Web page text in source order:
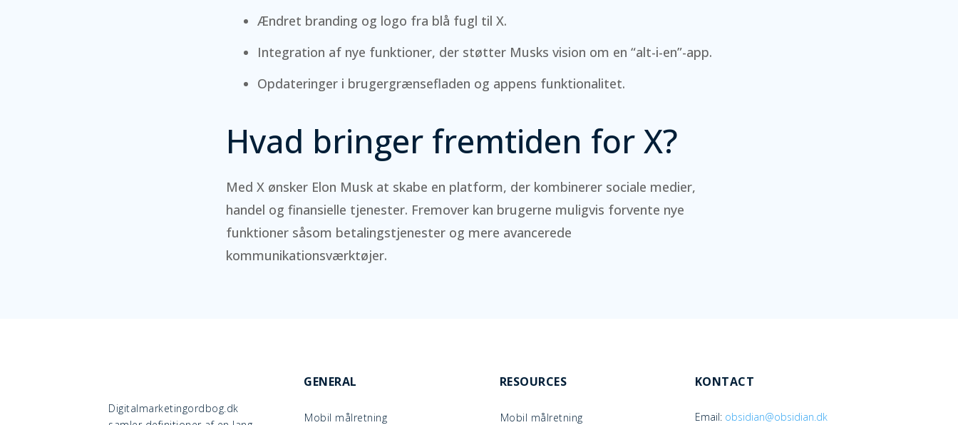
Ændret branding og logo fra blå fugl til X.
Integration af nye funktioner, der støtter Musks vision om en “alt-i-en”-app.
Opdateringer i brugergrænsefladen og appens funktionalitet.
Hvad bringer fremtiden for X?
Med X ønsker Elon Musk at skabe en platform, der kombinerer sociale medier,
handel og finansielle tjenester. Fremover kan brugerne muligvis forvente nye
funktioner såsom betalingstjenester og mere avancerede
kommunikationsværktøjer.
Digitalmarketingordbog.dk
GENERAL
Mobil målretning
RESOURCES
Mobil målretning
KONTACT
Email: obsidian@obsidian.dk